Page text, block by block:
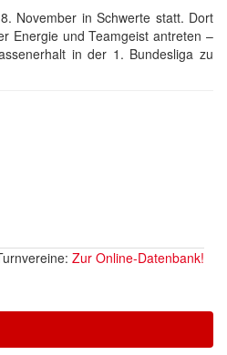
November in Schwerte statt. Dort
Energie und Teamgeist antreten –
in der 1. Bundesliga zu
Zur Online-Datenbank!